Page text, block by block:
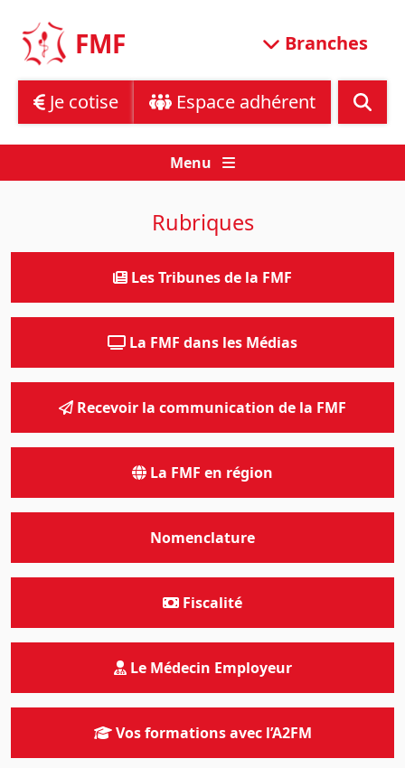
content
FMF Branches
Je cotise Espace adhérent
Menu
Rubriques
Les Tribunes de la FMF
La FMF dans les Médias
Recevoir la communication de la FMF
La FMF en région
Nomenclature
Fiscalité
Le Médecin Employeur
Vos formations avec l’A2FM